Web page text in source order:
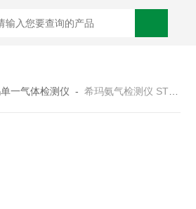
检测仪 德国德尔格 X-am2500 四合一气
一气体检测仪 -希玛氨气检测仪 ST8500 NH3气体探测仪